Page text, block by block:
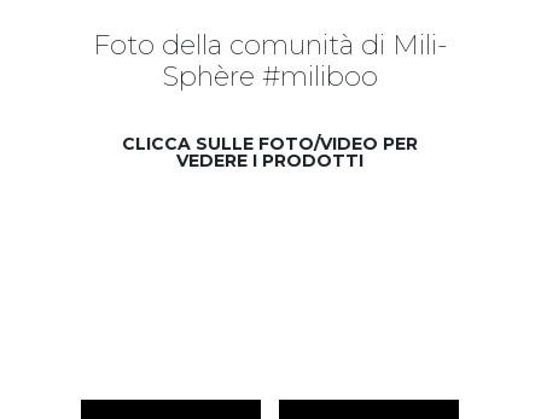
Foto della comunità di Mili-
Sphère #miliboo
CLICCA SULLE FOTO/VIDEO PER
VEDERE I PRODOTTI